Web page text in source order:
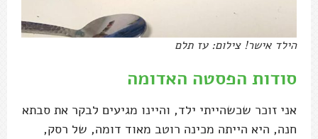
הילד אישר! צילום: עז תלם
סודות הפסטה האדומה
אני זוכר שכשהייתי ילד, והיינו מגיעים לבקר את סבתא
חנה, היא הייתה מכינה רוטב מאוד דומה, של רסק,